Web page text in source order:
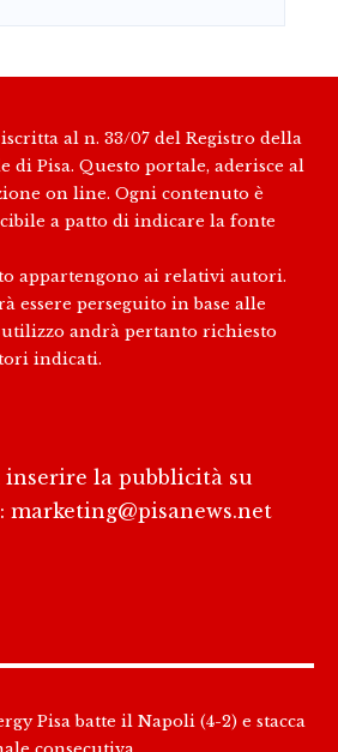
al n. 33/07 del Registro della
di Pisa. Questo portale, aderisce al
on line. Ogni contenuto è
a patto di indicare la fonte
appartengono ai relativi autori.
essere perseguito in base alle
andrà pertanto richiesto
indicati.
la pubblicità su
marketing@pisanews.net
Pisa batte il Napoli (4-2) e stacca